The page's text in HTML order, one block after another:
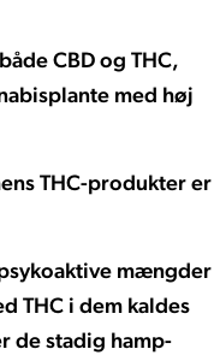
CBD og THC,
med høj
THC-produkter er
mængder
THC i dem kaldes
de stadig hamp-